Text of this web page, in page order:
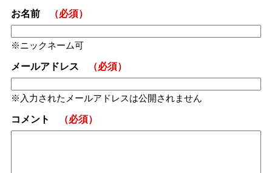
お名前 （必須）
ニックネーム可
メールアドレス （必須）
入力されたメールアドレスは公開されません
コメント （必須）